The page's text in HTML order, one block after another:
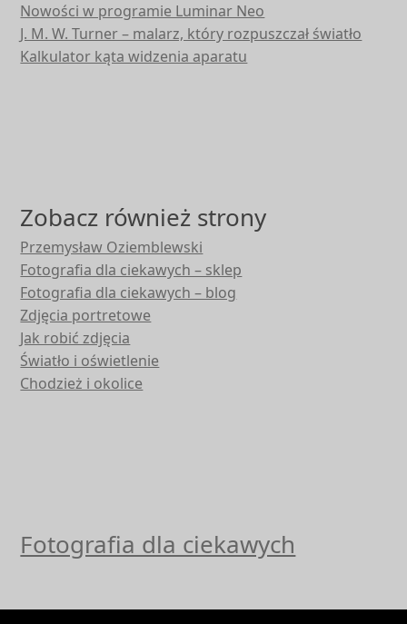
Nowości w programie Luminar Neo
J. M. W. Turner – malarz, który rozpuszczał światło
Kalkulator kąta widzenia aparatu
Zobacz również strony
Przemysław Oziemblewski
Fotografia dla ciekawych – sklep
Fotografia dla ciekawych – blog
Zdjęcia portretowe
Jak robić zdjęcia
Światło i oświetlenie
Chodzież i okolice
Fotografia dla ciekawych